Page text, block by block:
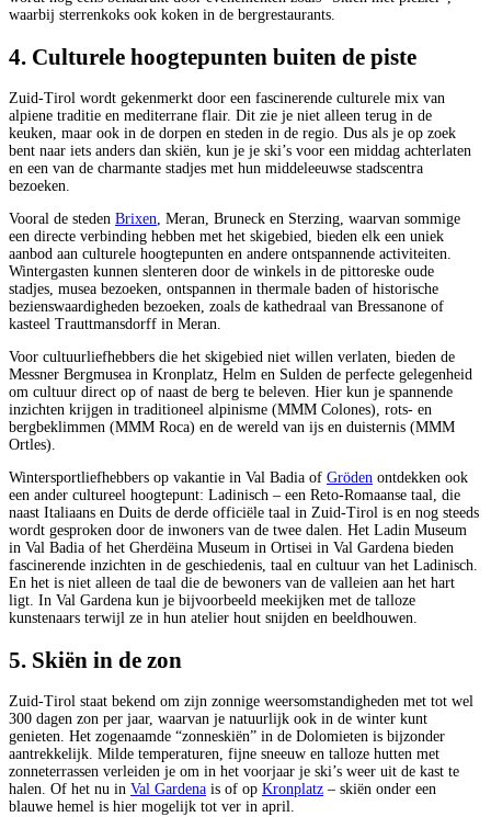
waarbij sterrenkoks ook koken in de bergrestaurants.
4. Culturele hoogtepunten buiten de piste
Zuid-Tirol wordt gekenmerkt door een fascinerende culturele mix van
alpiene traditie en mediterrane flair. Dit zie je niet alleen terug in de
keuken, maar ook in de dorpen en steden in de regio. Dus als je op zoek
bent naar iets anders dan skiën, kun je je ski’s voor een middag achterlaten
en een van de charmante stadjes met hun middeleeuwse stadscentra
bezoeken.
Vooral de steden Brixen, Meran, Bruneck en Sterzing, waarvan sommige
een directe verbinding hebben met het skigebied, bieden elk een uniek
aanbod aan culturele hoogtepunten en andere ontspannende activiteiten.
Wintergasten kunnen slenteren door de winkels in de pittoreske oude
stadjes, musea bezoeken, ontspannen in thermale baden of historische
bezienswaardigheden bezoeken, zoals de kathedraal van Bressanone of
kasteel Trauttmansdorff in Meran.
Voor cultuurliefhebbers die het skigebied niet willen verlaten, bieden de
Messner Bergmusea in Kronplatz, Helm en Sulden de perfecte gelegenheid
om cultuur direct op of naast de berg te beleven. Hier kun je spannende
inzichten krijgen in traditioneel alpinisme (MMM Colones), rots- en
bergbeklimmen (MMM Roca) en de wereld van ijs en duisternis (MMM
Ortles).
Wintersportliefhebbers op vakantie in Val Badia of Gröden ontdekken ook
een ander cultureel hoogtepunt: Ladinisch – een Reto-Romaanse taal, die
naast Italiaans en Duits de derde officiële taal in Zuid-Tirol is en nog steeds
wordt gesproken door de inwoners van de twee dalen. Het Ladin Museum
in Val Badia of het Gherdëina Museum in Ortisei in Val Gardena bieden
fascinerende inzichten in de geschiedenis, taal en cultuur van het Ladinisch.
En het is niet alleen de taal die de bewoners van de valleien aan het hart
ligt. In Val Gardena kun je bijvoorbeeld meekijken met de talloze
kunstenaars terwijl ze in hun atelier hout snijden en beeldhouwen.
5. Skiën in de zon
Zuid-Tirol staat bekend om zijn zonnige weersomstandigheden met tot wel
300 dagen zon per jaar, waarvan je natuurlijk ook in de winter kunt
genieten. Het zogenaamde “zonneskiën” in de Dolomieten is bijzonder
aantrekkelijk. Milde temperaturen, fijne sneeuw en talloze hutten met
zonneterrassen verleiden je om in het voorjaar je ski’s weer uit de kast te
halen. Of het nu in Val Gardena is of op Kronplatz – skiën onder een
blauwe hemel is hier mogelijk tot ver in april.